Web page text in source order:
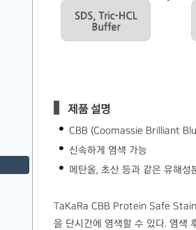
제품 설명
CBB (Coomassie Brilliant
신속하게 염색 가능
메탄올, 초산 등과 같은 유해성
TaKaRa CBB Protein Safe Stain
을 단시간에 염색할 수 있다. 염색